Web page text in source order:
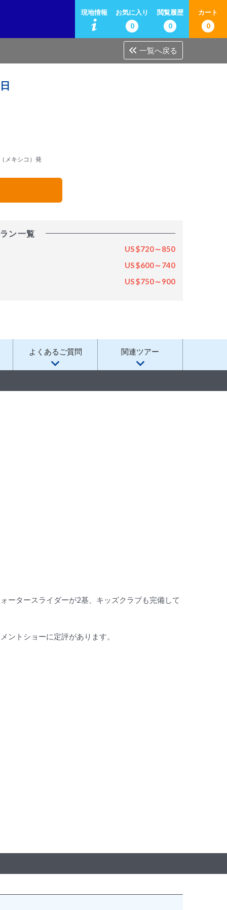
現地情報
お気に入り
0
閲覧履歴
0
カート
0
一覧へ戻る
メキシコ）発
ン一覧
US $720～850
US $600～740
US $750～900
よくあるご質問 関連ツアー
ータースライダーが2基、キッズクラブも完備して
ントショーに定評があります。